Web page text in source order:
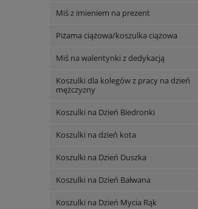
Miś z imieniem na prezent
Piżama ciążowa/koszulka ciążowa
Miś na walentynki z dedykacją
Koszulki dla kolegów z pracy na dzień
mężczyzny
Koszulki na Dzień Biedronki
Koszulki na dzień kota
Koszulki na Dzień Duszka
Koszulki na Dzień Bałwana
Koszulki na Dzień Mycia Rąk